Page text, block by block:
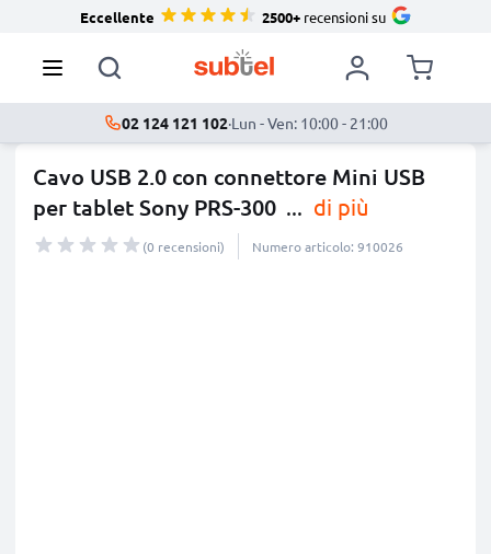
Eccellente 2500+recensioni su
02 124 121 102·Lun - Ven: 10:00 - 21:00
Cavo USB 2.0 con connettore Mini USB
per tablet Sony PRS-300 ... di più
(0 recensioni) Numero articolo: 910026